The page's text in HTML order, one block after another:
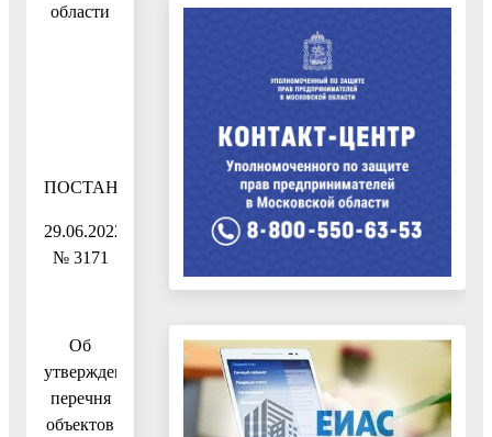
области
ПОСТАНОВЛЕНИЕ
29.06.2022
№ 3171
Об
утверждении
перечня
объектов